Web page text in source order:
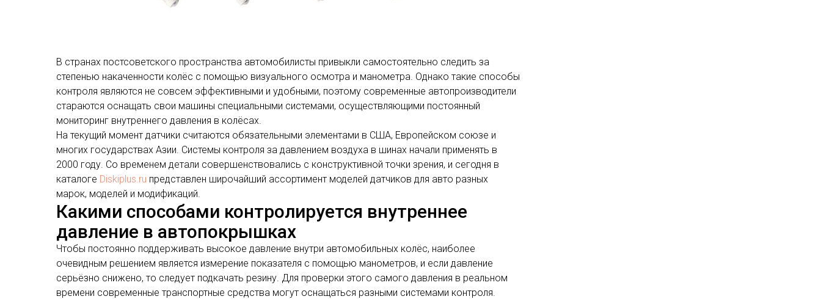
В странах постсоветского пространства автомобилисты привыкли самостоятельно следить за
степенью накаченности колёс с помощью визуального осмотра и манометра. Однако такие способы
контроля являются не совсем эффективными и удобными, поэтому современные автопроизводители
стараются оснащать свои машины специальными системами, осуществляющими постоянный
мониторинг внутреннего давления в колёсах.
На текущий момент датчики считаются обязательными элементами в США, Европейском союзе и
многих государствах Азии. Системы контроля за давлением воздуха в шинах начали применять в
2000 году. Со временем детали совершенствовались с конструктивной точки зрения, и сегодня в
каталоге Diskiplus.ru представлен широчайший ассортимент моделей датчиков для авто разных
марок, моделей и модификаций.
Какими способами контролируется внутреннее
давление в автопокрышках
Чтобы постоянно поддерживать высокое давление внутри автомобильных колёс, наиболее
очевидным решением является измерение показателя с помощью манометров, и если давление
серьёзно снижено, то следует подкачать резину. Для проверки этого самого давления в реальном
времени современные транспортные средства могут оснащаться разными системами контроля.